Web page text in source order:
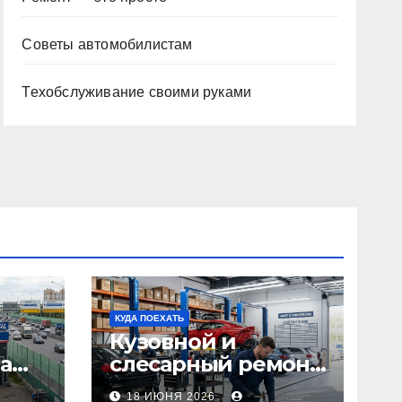
Советы автомобилистам
Техобслуживание своими руками
КУДА ПОЕХАТЬ
Кузовной и
слесарный ремонт
автомобилей:
18 ИЮНЯ 2026